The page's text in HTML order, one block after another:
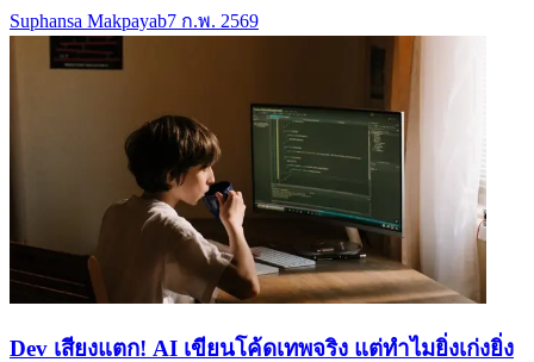
Suphansa Makpayab7 ก.พ. 2569
Dev เสียงแตก! AI เขียนโค้ดเทพจริง แต่ทำไมยิ่งเก่งยิ่ง